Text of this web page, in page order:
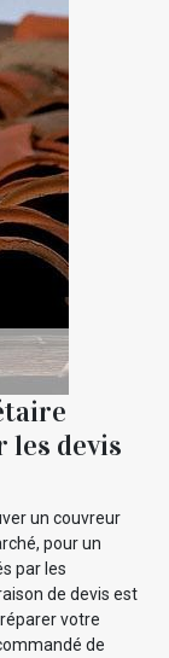
les devis
un couvreur
pour un
par les
de devis est
votre
de